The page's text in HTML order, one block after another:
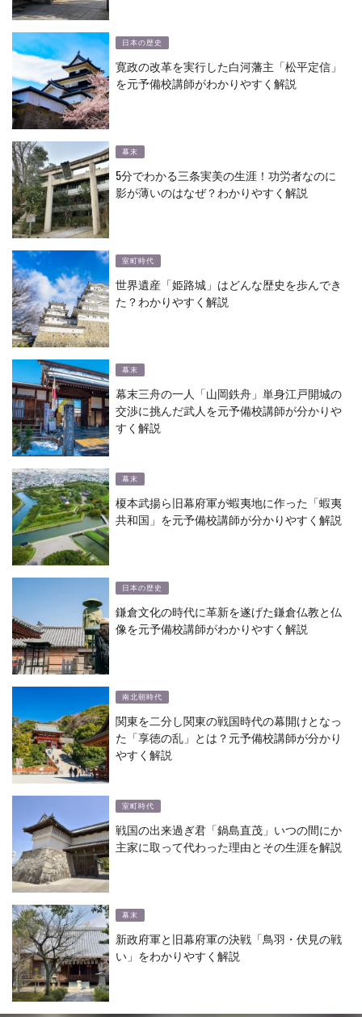
日本の歴史
寛政の改革を実行した白河藩主「松平定信」
を元予備校講師がわかりやすく解説
幕末
5分でわかる三条実美の生涯！功労者なのに
影が薄いのはなぜ？わかりやすく解説
室町時代
世界遺産「姫路城」はどんな歴史を歩んでき
た？わかりやすく解説
幕末
幕末三舟の一人「山岡鉄舟」単身江戸開城の
交渉に挑んだ武人を元予備校講師が分かりや
すく解説
幕末
榎本武揚ら旧幕府軍が蝦夷地に作った「蝦夷
共和国」を元予備校講師が分かりやすく解説
日本の歴史
鎌倉文化の時代に革新を遂げた鎌倉仏教と仏
像を元予備校講師がわかりやすく解説
南北朝時代
関東を二分し関東の戦国時代の幕開けとなっ
た「享徳の乱」とは？元予備校講師が分かり
やすく解説
室町時代
戦国の出来過ぎ君「鍋島直茂」いつの間にか
主家に取って代わった理由とその生涯を解説
幕末
新政府軍と旧幕府軍の決戦「鳥羽・伏見の戦
い」をわかりやすく解説